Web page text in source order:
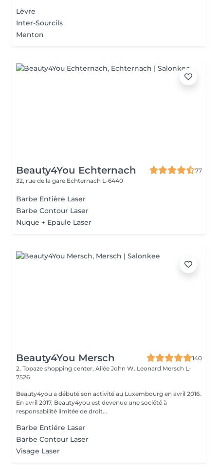
Lèvre
Inter-Sourcils
Menton
Beauty4You Echternach
77
32, rue de la gare Echternach L-6440
Barbe Entière Laser
Barbe Contour Laser
Nuque + Epaule Laser
Beauty4You Mersch
140
2, Topaze shopping center, Allée John W. Leonard Mersch L-
7526
Beauty4you a débuté son activité au Luxembourg en avril 2016.
En avril 2017, Beauty4you est devenue une société à
responsabilité limitée de droit...
Barbe Entiére Laser
Barbe Contour Laser
Visage Laser